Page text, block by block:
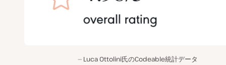
Luca Ottolini氏のCodeable統計データ